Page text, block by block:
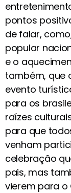
pontos
de falar,
popular
e o
também, que
evento
para os
raízes
para que
venham
celebração
pais, mas
vierem para o